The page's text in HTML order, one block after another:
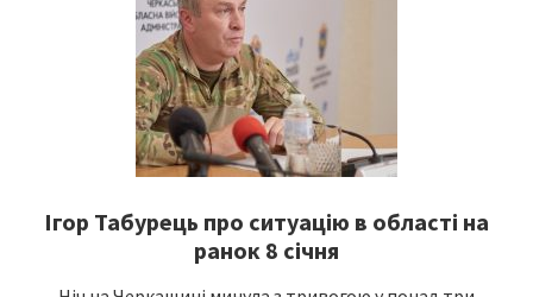
Ігор Табурець про ситуацію в області на
ранок 8 січня